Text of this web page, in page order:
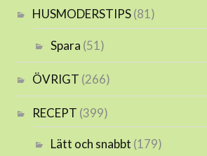
HUSMODERSTIPS(81)
Spara (51)
ÖVRIGT (266)
RECEPT (399)
Lätt och snabbt (179)